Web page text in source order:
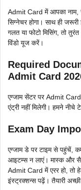
Admit Card में आपका नाम,
सिग्नेचर होगा। साथ ही
गलत या फोटो मिसिंग, तो
विंडो यूज करें।
Required
Admit Card
एग्जाम सेंटर पर Admit
एंट्री नहीं मिलेगी। हमने नीचे
Exam Day
एग्जाम डे पर टाइम से पहुंचें,
आइटम्स न लाएं। मास्क और
Admit Card में एरर हो, तो
इंस्ट्रक्शन्स पढ़ें। तैयारी